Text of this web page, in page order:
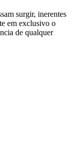
surgir, inerentes
em exclusivo o
de qualquer